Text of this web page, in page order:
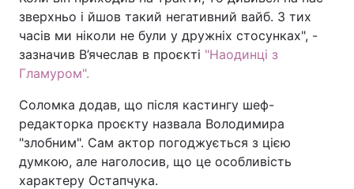
зверхньо і йшов такий негативний вайб. З тих
часів ми ніколи не були у дружніх стосунках", -
зазначив В’ячеслав в проєкті "Наодинці з
Гламуром".
Соломка додав, що після кастингу шеф-
редакторка проєкту назвала Володимира
"злобним". Сам актор погоджується з цією
думкою, але наголосив, що це особливість
характеру Остапчука.